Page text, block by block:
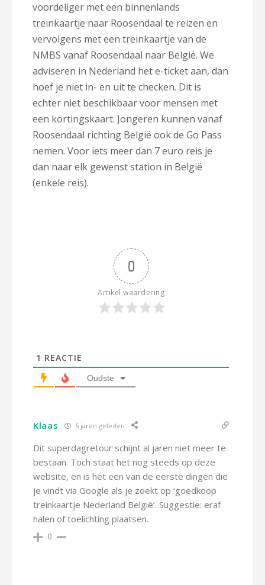
voordeliger met een binnenlands
treinkaartje naar Roosendaal te reizen en
vervolgens met een treinkaartje van de
NMBS vanaf Roosendaal naar België. We
adviseren in Nederland het e-ticket aan, dan
hoef je niet in- en uit te checken. Dit is
echter niet beschikbaar voor mensen met
een kortingskaart. Jongeren kunnen vanaf
Roosendaal richting België ook de Go Pass
nemen. Voor iets meer dan 7 euro reis je
dan naar elk gewenst station in België
(enkele reis).
0
Artikel waardering
1 REACTIE
Oudste
Klaas 6 jaren geleden
Dit superdagretour schijnt al jaren niet meer te
bestaan. Toch staat het nog steeds op deze
website, en is het een van de eerste dingen die
je vindt via Google als je zoekt op ‘goedkoop
treinkaartje Nederland België’. Suggestie: eraf
halen of toelichting plaatsen.
0